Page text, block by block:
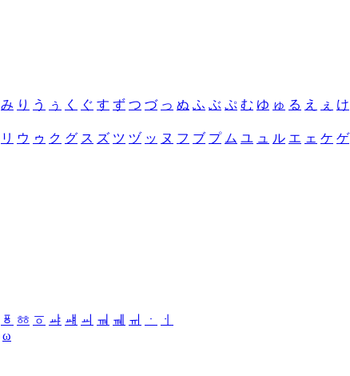
み り う ぅ く ぐ す ず つ づ っ ぬ ふ ぶ ぷ む ゆ ゅ る え ぇ け
リ ウ ゥ ク グ ス ズ ツ ヅ ッ ヌ フ ブ プ ム ユ ュ ル エ ェ ケ ゲ
ㆄ ㆅ ㆆ ㆇ ㆈ ㆉ ㆊ ㆋ ㆌ ㆍ
ㆎ
ω